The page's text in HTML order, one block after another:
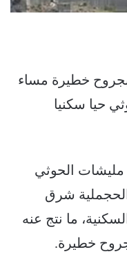
خطيرة مساء
حيا سكنيا
الحوثي
شرق
ما نتج عنه
خطيرة.